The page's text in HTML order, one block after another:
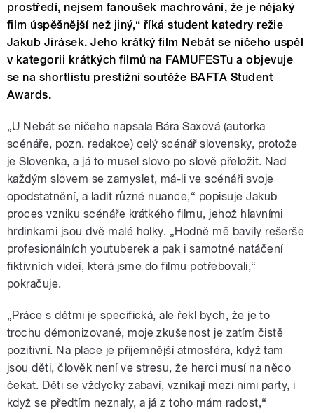
prostředí, nejsem fanoušek machrování, že je nějaký
film úspěšnější než jiný,“ říká student katedry režie
Jakub Jirásek. Jeho krátký film Nebát se ničeho uspěl
v kategorii krátkých filmů na FAMUFESTu a objevuje
se na shortlistu prestižní soutěže BAFTA Student
Awards.
„U Nebát se ničeho napsala Bára Saxová (autorka
scénáře, pozn. redakce) celý scénář slovensky, protože
je Slovenka, a já to musel slovo po slově přeložit. Nad
každým slovem se zamyslet, má-li ve scénáři svoje
opodstatnění, a ladit různé nuance,“ popisuje Jakub
proces vzniku scénáře krátkého filmu, jehož hlavními
hrdinkami jsou dvě malé holky. „Hodně mě bavily rešerše
profesionálních youtuberek a pak i samotné natáčení
fiktivních videí, která jsme do filmu potřebovali,“
pokračuje.
„Práce s dětmi je specifická, ale řekl bych, že je to
trochu démonizované, moje zkušenost je zatím čistě
pozitivní. Na place je příjemnější atmosféra, když tam
jsou děti, člověk není ve stresu, že herci musí na něco
čekat. Děti se vždycky zabaví, vznikají mezi nimi party, i
když se předtím neznaly, a já z toho mám radost,“